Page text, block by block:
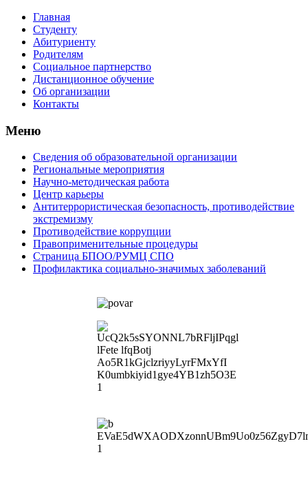
Главная
Студенту
Абитуриенту
Родителям
Социальное партнерство
Дистанционное обучение
Об организации
Контакты
Меню
Сведения об образовательной организации
Региональные мероприятия
Научно-методическая работа
Центр карьеры
Антитеррористическая безопасность, противодействие
экстремизму
Противодействие коррупции
Правоприменительные процедуры
Страница БПОО/РУМЦ CПO
Профилактика социально-значимых заболеваний